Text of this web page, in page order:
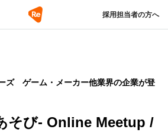
採用担当者の方へ
ズ ゲーム・メーカー他業界の企業が登
そび- Online Meetup /